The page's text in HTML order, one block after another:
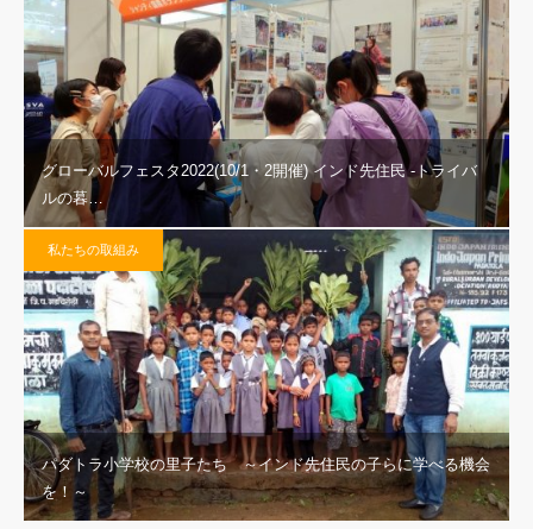
グローバルフェスタ2022(10/1・2開催) インド先住民 -トライバ
ルの暮…
私たちの取組み
パダトラ小学校の里子たち ～インド先住民の子らに学べる機会
を！～